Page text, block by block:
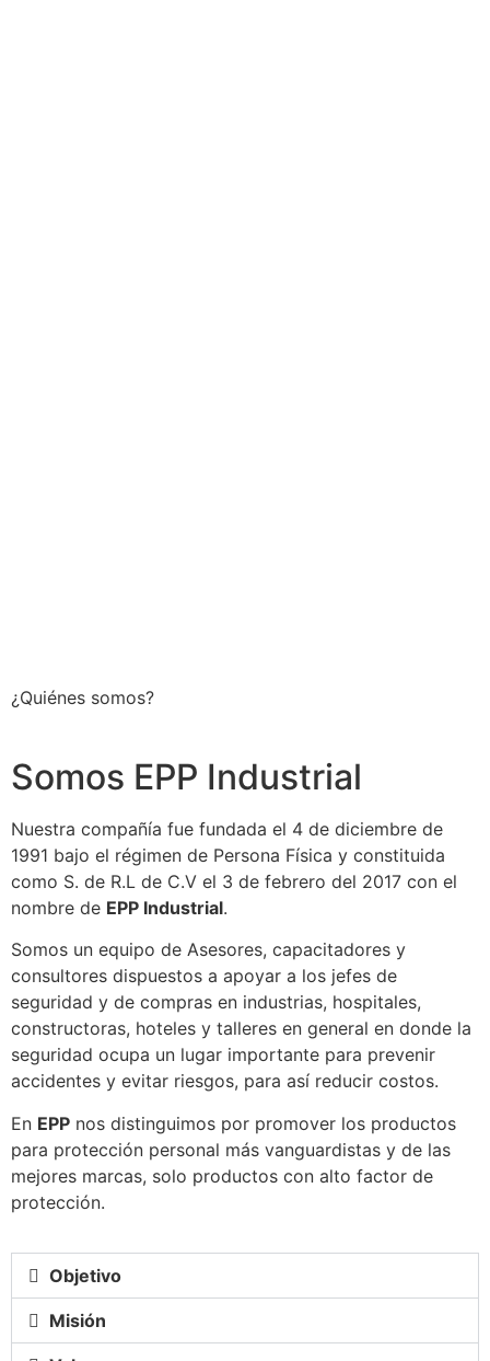
¿Quiénes somos?
Somos EPP Industrial
Nuestra compañía fue fundada el 4 de diciembre de
1991 bajo el régimen de Persona Física y constituida
como S. de R.L de C.V el 3 de febrero del 2017 con el
nombre de EPP Industrial.
Somos un equipo de Asesores, capacitadores y
consultores dispuestos a apoyar a los jefes de
seguridad y de compras en industrias, hospitales,
constructoras, hoteles y talleres en general en donde la
seguridad ocupa un lugar importante para prevenir
accidentes y evitar riesgos, para así reducir costos.
En EPP nos distinguimos por promover los productos
para protección personal más vanguardistas y de las
mejores marcas, solo productos con alto factor de
protección.
Objetivo
Misión